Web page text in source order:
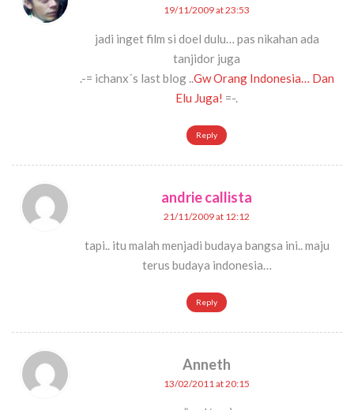
19/11/2009 at 23:53
jadi inget film si doel dulu… pas nikahan ada
tanjidor juga
.-= ichanx´s last blog ..Gw Orang Indonesia… Dan
Elu Juga! =-.
Reply
andrie callista
21/11/2009 at 12:12
tapi.. itu malah menjadi budaya bangsa ini.. maju
terus budaya indonesia…
Reply
Anneth
13/02/2011 at 20:15